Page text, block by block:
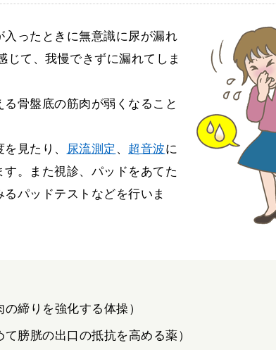
ったときに無意識に尿が漏れ
じて、我慢できずに漏れてしま
骨盤底の筋肉が弱くなること
見たり、
尿流測定 、 超音波に
。また視診、パッドをあてた
パッドテストなどを行いま
締りを強化する体操）
膀胱の出口の抵抗を高める薬）